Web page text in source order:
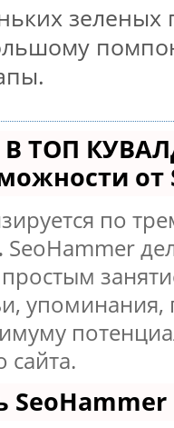
В ТОП
от
по
SeoHammer
упоминания,
SeoHammer